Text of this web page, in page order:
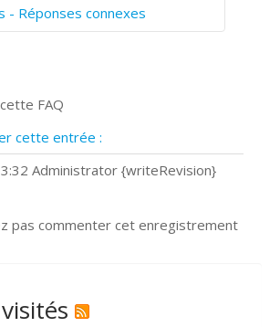
- Réponses connexes
vue 360°
installer Google Chrome ?
FAQ
cette entrée :
Administrator {writeRevision}
pas commenter cet enregistrement